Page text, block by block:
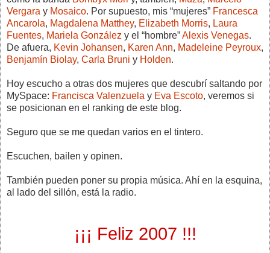
Vergara y Mosaico. Por supuesto, mis “mujeres” Francesca
Ancarola, Magdalena Matthey, Elizabeth Morris, Laura
Fuentes, Mariela González y el “hombre”Alexis Venegas.
De afuera, Kevin Johansen, Karen Ann, Madeleine Peyroux,
Benjamín Biolay, Carla Bruni y Holden.
Hoy escucho a otras dos mujeres que descubrí saltando por
MySpace: Francisca Valenzuela y Eva Escoto, veremos si
se posicionan en el ranking de este blog.
Seguro que se me quedan varios en el tintero.
Escuchen, bailen y opinen.
También pueden poner su propia música. Ahí en la esquina,
al lado del sillón, está la radio.
¡¡¡ Feliz 2007 !!!